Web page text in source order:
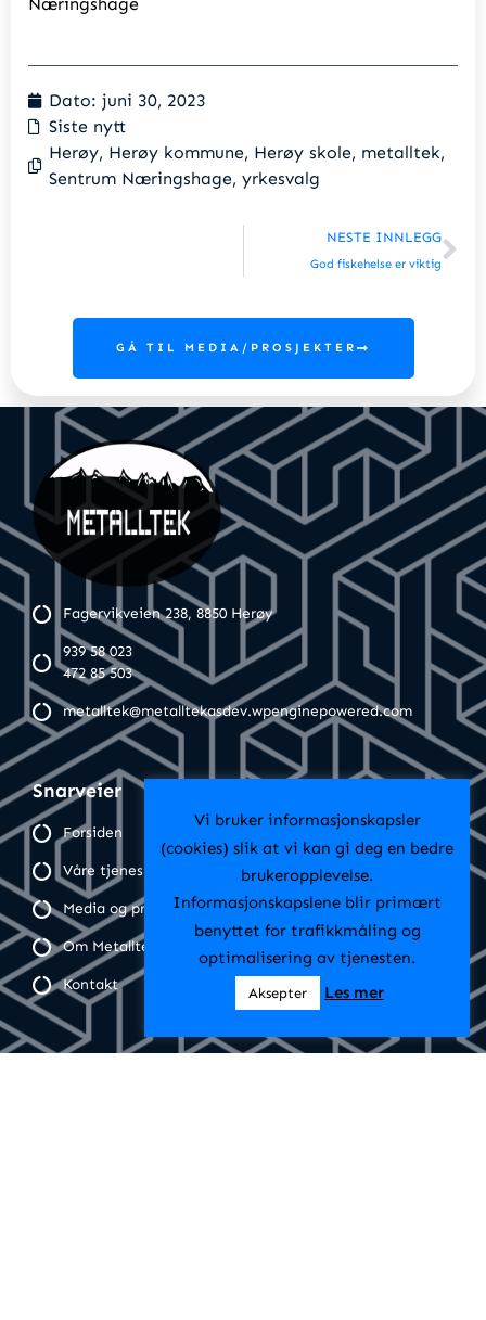
Dato: juni 30, 2023
Siste nytt
Herøy, Herøy kommune, Herøy skole, metalltek,
Sentrum Næringshage, yrkesvalg
NESTE INNLEGG
God fiskehelse er viktig
GÅ TIL MEDIA/PROSJEKTER
Fagervikveien 238, 8850 Herøy
939 58 023
472 85 503
metalltek@metalltekasdev.wpenginepowered.com
Snarveier
Forsiden
Våre tjenester
Media og prosjekter
Om Metalltek
Kontakt
Vi bruker informasjonskapsler
(cookies) slik at vi kan gi deg en bedre
brukeropplevelse.
Informasjonskapslene blir primært
benyttet for trafikkmåling og
optimalisering av tjenesten.
Aksepter Les mer